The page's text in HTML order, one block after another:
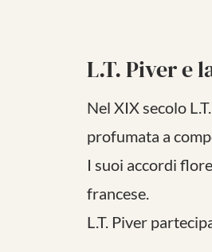
L.T. Piver e
Nel XIX secolo
profumata a
I suoi accordi
francese.
L.T. Piver